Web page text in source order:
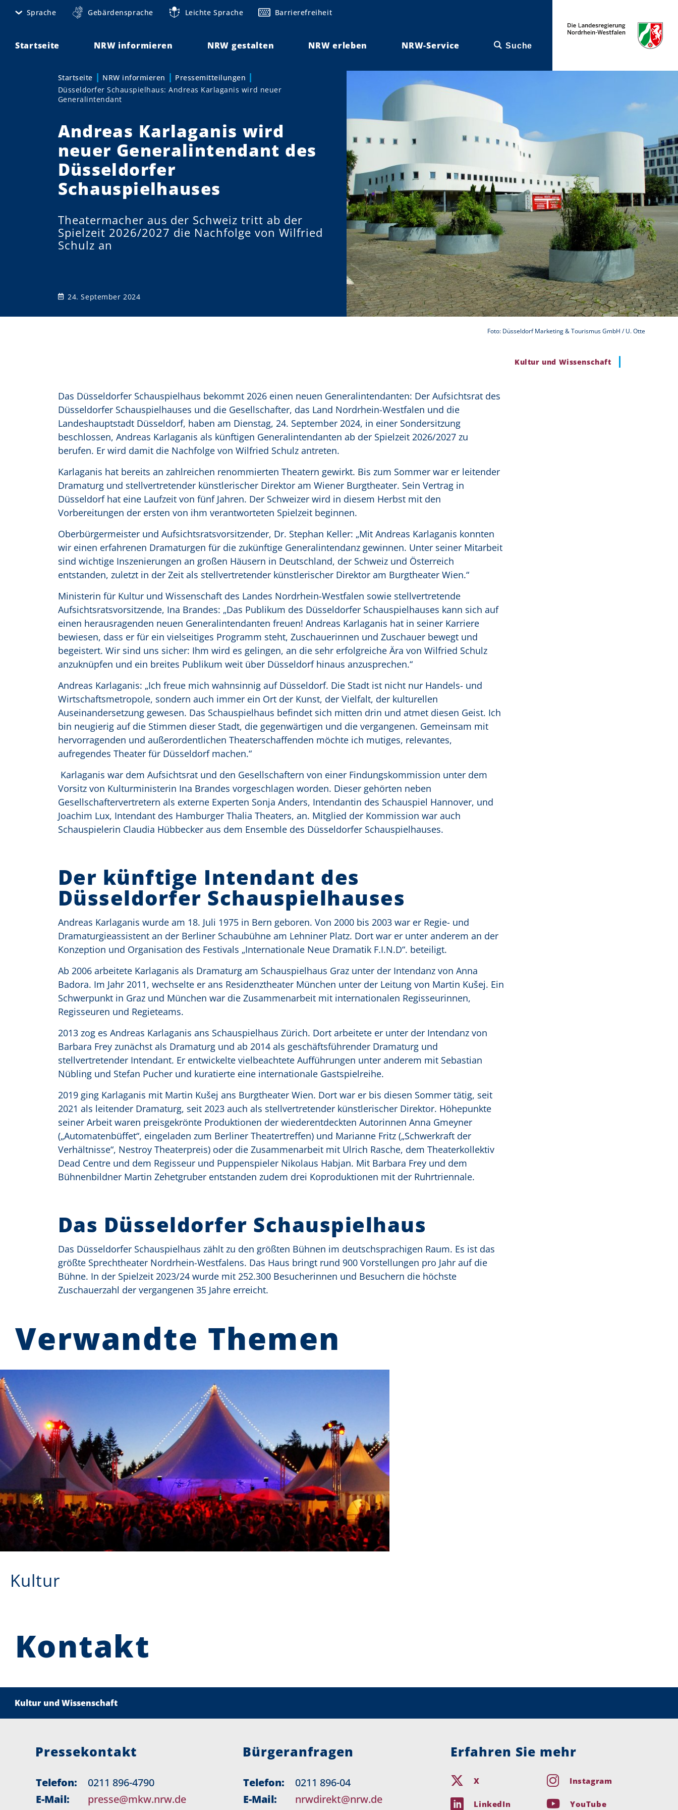
Sprache Gebärdensprache Leichte Sprache Barrierefreiheit
Startseite NRW informieren NRW gestalten NRW erleben NRW-Service Suche
Sie sind hier:
Startseite NRW informieren
Pressemitteilungen
Düsseldorfer Schauspielhaus: Andreas Karlaganis wird neuer
Generalintendant
Andreas Karlaganis wird
neuer Generalintendant des
Düsseldorfer
Schauspielhauses
Theatermacher aus der Schweiz tritt ab der
Spielzeit 2026/2027 die Nachfolge von Wilfried
Schulz an
24. September 2024
Foto: Düsseldorf Marketing & Tourismus GmbH / U. Otte
Kultur und Wissenschaft
Das Düsseldorfer Schauspielhaus bekommt 2026 einen neuen Generalintendanten: Der Aufsichtsrat des
Düsseldorfer Schauspielhauses und die Gesellschafter, das Land Nordrhein-Westfalen und die
Landeshauptstadt Düsseldorf, haben am Dienstag, 24. September 2024, in einer Sondersitzung
beschlossen, Andreas Karlaganis als künftigen Generalintendanten ab der Spielzeit 2026/2027 zu
berufen. Er wird damit die Nachfolge von Wilfried Schulz antreten.
Karlaganis hat bereits an zahlreichen renommierten Theatern gewirkt. Bis zum Sommer war er leitender
Dramaturg und stellvertretender künstlerischer Direktor am Wiener Burgtheater. Sein Vertrag in
Düsseldorf hat eine Laufzeit von fünf Jahren. Der Schweizer wird in diesem Herbst mit den
Vorbereitungen der ersten von ihm verantworteten Spielzeit beginnen.
Oberbürgermeister und Aufsichtsratsvorsitzender, Dr. Stephan Keller: „Mit Andreas Karlaganis konnten
wir einen erfahrenen Dramaturgen für die zukünftige Generalintendanz gewinnen. Unter seiner Mitarbeit
sind wichtige Inszenierungen an großen Häusern in Deutschland, der Schweiz und Österreich
entstanden, zuletzt in der Zeit als stellvertretender künstlerischer Direktor am Burgtheater Wien.“
Ministerin für Kultur und Wissenschaft des Landes Nordrhein-Westfalen sowie stellvertretende
Aufsichtsratsvorsitzende, Ina Brandes: „Das Publikum des Düsseldorfer Schauspielhauses kann sich auf
einen herausragenden neuen Generalintendanten freuen! Andreas Karlaganis hat in seiner Karriere
bewiesen, dass er für ein vielseitiges Programm steht, Zuschauerinnen und Zuschauer bewegt und
begeistert. Wir sind uns sicher: Ihm wird es gelingen, an die sehr erfolgreiche Ära von Wilfried Schulz
anzuknüpfen und ein breites Publikum weit über Düsseldorf hinaus anzusprechen.“
Andreas Karlaganis: „Ich freue mich wahnsinnig auf Düsseldorf. Die Stadt ist nicht nur Handels- und
Wirtschaftsmetropole, sondern auch immer ein Ort der Kunst, der Vielfalt, der kulturellen
Auseinandersetzung gewesen. Das Schauspielhaus befindet sich mitten drin und atmet diesen Geist. Ich
bin neugierig auf die Stimmen dieser Stadt, die gegenwärtigen und die vergangenen. Gemeinsam mit
hervorragenden und außerordentlichen Theaterschaffenden möchte ich mutiges, relevantes,
aufregendes Theater für Düsseldorf machen.“
Karlaganis war dem Aufsichtsrat und den Gesellschaftern von einer Findungskommission unter dem
Vorsitz von Kulturministerin Ina Brandes vorgeschlagen worden. Dieser gehörten neben
Gesellschaftervertretern als externe Experten Sonja Anders, Intendantin des Schauspiel Hannover, und
Joachim Lux, Intendant des Hamburger Thalia Theaters, an. Mitglied der Kommission war auch
Schauspielerin Claudia Hübbecker aus dem Ensemble des Düsseldorfer Schauspielhauses.
Der künftige Intendant des
Düsseldorfer Schauspielhauses
Andreas Karlaganis wurde am 18. Juli 1975 in Bern geboren. Von 2000 bis 2003 war er Regie- und
Dramaturgieassistent an der Berliner Schaubühne am Lehniner Platz. Dort war er unter anderem an der
Konzeption und Organisation des Festivals „Internationale Neue Dramatik F.I.N.D“. beteiligt.
Ab 2006 arbeitete Karlaganis als Dramaturg am Schauspielhaus Graz unter der Intendanz von Anna
Badora. Im Jahr 2011, wechselte er ans Residenztheater München unter der Leitung von Martin Kušej. Ein
Schwerpunkt in Graz und München war die Zusammenarbeit mit internationalen Regisseurinnen,
Regisseuren und Regieteams.
2013 zog es Andreas Karlaganis ans Schauspielhaus Zürich. Dort arbeitete er unter der Intendanz von
Barbara Frey zunächst als Dramaturg und ab 2014 als geschäftsführender Dramaturg und
stellvertretender Intendant. Er entwickelte vielbeachtete Aufführungen unter anderem mit Sebastian
Nübling und Stefan Pucher und kuratierte eine internationale Gastspielreihe.
2019 ging Karlaganis mit Martin Kušej ans Burgtheater Wien. Dort war er bis diesen Sommer tätig, seit
2021 als leitender Dramaturg, seit 2023 auch als stellvertretender künstlerischer Direktor. Höhepunkte
seiner Arbeit waren preisgekrönte Produktionen der wiederentdeckten Autorinnen Anna Gmeyner
(„Automatenbüffet“, eingeladen zum Berliner Theatertreffen) und Marianne Fritz („Schwerkraft der
Verhältnisse“, Nestroy Theaterpreis) oder die Zusammenarbeit mit Ulrich Rasche, dem Theaterkollektiv
Dead Centre und dem Regisseur und Puppenspieler Nikolaus Habjan. Mit Barbara Frey und dem
Bühnenbildner Martin Zehetgruber entstanden zudem drei Koproduktionen mit der Ruhrtriennale.
Das Düsseldorfer Schauspielhaus
Das Düsseldorfer Schauspielhaus zählt zu den größten Bühnen im deutschsprachigen Raum. Es ist das
größte Sprechtheater Nordrhein-Westfalens. Das Haus bringt rund 900 Vorstellungen pro Jahr auf die
Bühne. In der Spielzeit 2023/24 wurde mit 252.300 Besucherinnen und Besuchern die höchste
Zuschauerzahl der vergangenen 35 Jahre erreicht.
Verwandte Themen
Kultur
Kontakt
Kultur und Wissenschaft
Pressekontakt
Telefon:
0211 896-4790
E-Mail:
presse@mkw.nrw.de
Bürgeranfragen
Telefon:
0211 896-04
E-Mail:
nrwdirekt@nrw.de
Erfahren Sie mehr
X Instagram
LinkedIn YouTube